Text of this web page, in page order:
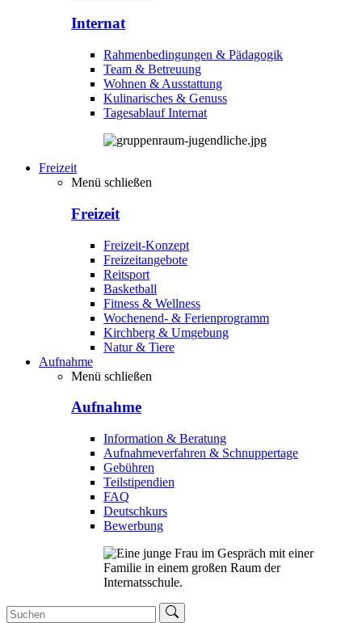
Internat
Rahmenbedingungen & Pädagogik
Team & Betreuung
Wohnen & Ausstattung
Kulinarisches & Genuss
Tagesablauf Internat
Freizeit
Menü schließen
Freizeit
Freizeit-Konzept
Freizeitangebote
Reitsport
Basketball
Fitness & Wellness
Wochenend- & Ferienprogramm
Kirchberg & Umgebung
Natur & Tiere
Aufnahme
Menü schließen
Aufnahme
Information & Beratung
Aufnahmeverfahren & Schnuppertage
Gebühren
Teilstipendien
FAQ
Deutschkurs
Bewerbung